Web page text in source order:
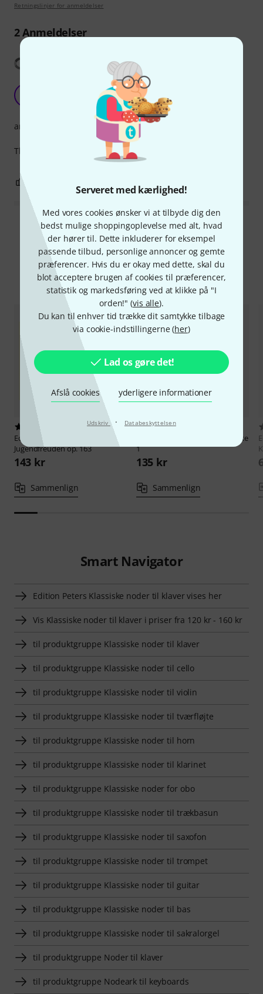
Serveret med kærlighed!
Med vores cookies ønsker vi at tilbyde dig den
bedst mulige shoppingoplevelse med alt, hvad
der hører til. Dette inkluderer for eksempel
passende tilbud, personlige annoncer og gemte
præferencer. Hvis du er okay med dette, skal du
blot acceptere brugen af cookies til præferencer,
statistik og markedsføring ved at klikke på "I
orden!" (vis alle).
Du kan til enhver tid trække dit samtykke tilbage
via cookie-indstillingerne (her)
Lad os gøre det!
Afslå cookies yderligere informationer
Udskriv · Databeskyttelsen
Retningslinjer for anmeldelser
2Anmeldelser
Nicely produced, and interesting
Matthew V 21.04.2026
This is a fine edition of a seminal 20th-century work.
arrangement
Læs alle anmeldelser
Sammenlign valgmuligheder
Edition Peters
Jugendfreuden op. 163
143 kr
Sammenlign
Satie Klavierwerke
1
135 kr
Sammenlign
Smart Navigator
Edition Peters Klassiske noder til klaver vises her
Vis Klassiske noder til klaver i priser fra 120 kr - 160 kr
til produktgruppe Klassiske noder til klaver
til produktgruppe Klassiske noder til cello
til produktgruppe Klassiske noder til violin
til produktgruppe Klassiske noder til tværfløjte
til produktgruppe Klassiske noder til horn
til produktgruppe Klassiske noder til klarinet
til produktgruppe Klassiske noder for obo
til produktgruppe Klassiske noder til trækbasun
til produktgruppe Klassiske noder til saxofon
til produktgruppe Klassiske noder til trompet
til produktgruppe Klassiske noder til guitar
til produktgruppe Klassiske noder til bas
til produktgruppe Klassiske noder til sakralorgel
til produktgruppe Noder til klaver
til produktgruppe Nodeark til keyboards